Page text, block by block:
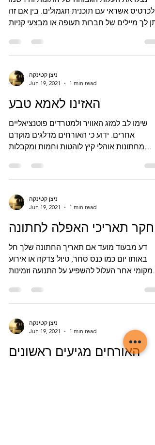
לכרטיס אשראי עם תוכנית תגמולים. בין אם זה
לך מיילים של חברות תעופה או מבצעי קניות
ניצן קטינקה
Jun 19, 2021
1 min read
האזינו לאמא טבע
שימו לב למזג האוויר ולמטרדים פוטנציאליים
אחרים. ידוע כי האורחים מדלגים מוקדם
מחתונות אוהלי קיץ לוהטות וחמות ומקבלות
ניצן קטינקה
Jun 19, 2021
1 min read
חקר תאריכי האפלה לחתונה
דע מבעוד מועד אם תאריך החתונה שלך חל
באותו יום כמו כנס סחר, טיול צדקה או אירוע
מקומי אחר העלול להשפיע על התנועה וזמינות
ניצן קטינקה
Jun 19, 2021
1 min read
האורחים מגיעים ראשונים